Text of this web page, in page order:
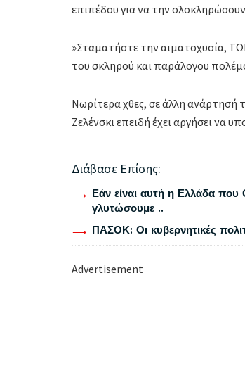
επιπέδου για να την
»Σταματήστε την αιματοχυσία,
του σκληρού και παράλογου
Νωρίτερα χθες, σε άλλη ανάρτησή
Ζελένσκι επειδή έχει αργήσει να
Διάβασε Επίσης:
Εάν είναι αυτή η Ελλάδα που
γλυτώσουμε ..
ΠΑΣΟΚ: Οι κυβερνητικές
Advertisement